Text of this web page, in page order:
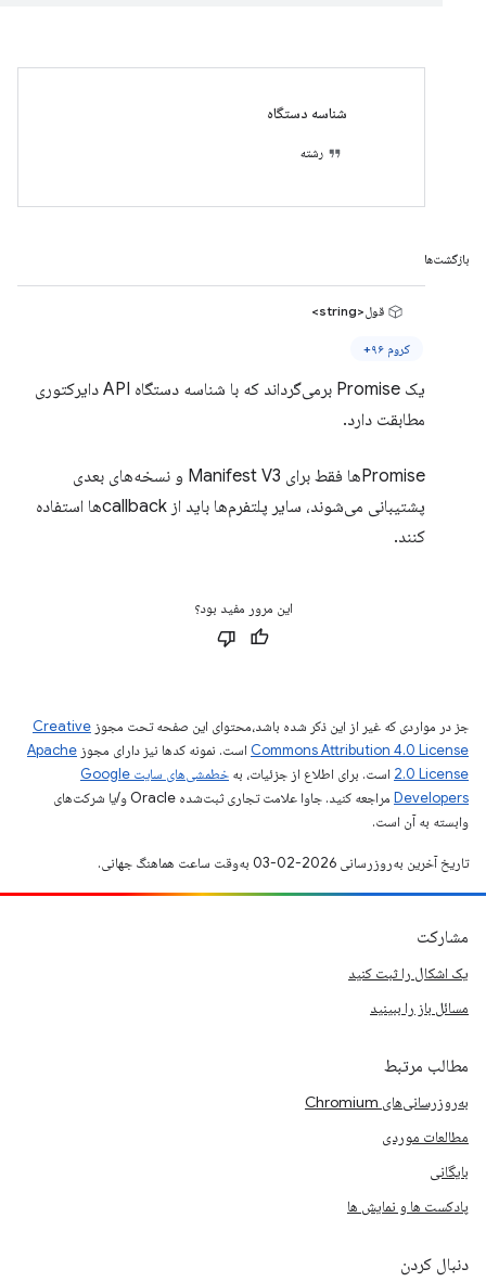
شناسه دستگاه
رشته
بازگشت‌ها
قول<string>
کروم ۹۶+
یک Promise برمی‌گرداند که با شناسه دستگاه API دایرکتوری
مطابقت دارد.
Promiseها فقط برای Manifest V3 و نسخه‌های بعدی
پشتیبانی می‌شوند، سایر پلتفرم‌ها باید از callbackها استفاده
کنند.
این مرور مفید بود؟
جز در مواردی که غیر از این ذکر شده باشد،‌محتوای این صفحه تحت مجوز Creative
Commons Attribution 4.0 License است. نمونه کدها نیز دارای مجوز Apache
2.0 License است. برای اطلاع از جزئیات، به
خطمشی‌های سایت Google
Developers‏
مراجعه کنید. جاوا علامت تجاری ثبت‌شده Oracle و/یا شرکت‌های
وابسته به آن است.
تاریخ آخرین به‌روزرسانی 2026-02-03 به‌وقت ساعت هماهنگ جهانی.
مشارکت
یک اشکال را ثبت کنید
مسائل باز را ببینید
مطالب مرتبط
به‌روزرسانی‌های Chromium
مطالعات موردی
بایگانی
پادکست ها و نمایش ها
دنبال کردن